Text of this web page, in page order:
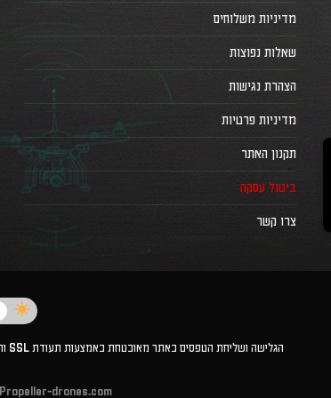
מדיניות משלוחים
שאלות נפוצות
הצהרת נגישות
מדיניות פרטיות
תקנון האתר
ביטול עסקה
צרו קשר
הגלישה ושליחת הטפסים באתר מאובטחת באמצעות תעודת SSL והרכישה מאובטחת בתקן אבטחת הנתונים המחמיר PCI-DSS 1
Propeller-drones.com